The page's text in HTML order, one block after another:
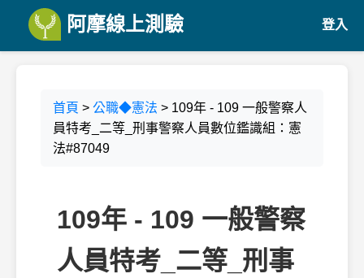
阿摩線上測驗 登入
首頁 > 公職◆憲法 > 109年 - 109 一般警察人
員特考_二等_刑事警察人員數位鑑識組：憲
法#87049
109年 - 109 一般警察
人員特考_二等_刑事